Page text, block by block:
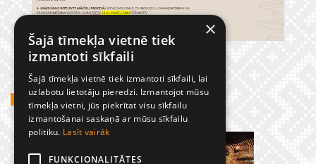
GADĪJUMBILDES
×
Šajā tīmekļa vietnē tiek
izmantoti sīkfaili
Šajā tīmekļa vietnē tiek izmantoti sīkfaili, lai
uzlabotu lietotāju pieredzi. Izmantojot mūsu
tīmekļa vietni, jūs piekrītat visu sīkfailu
izmantošanai saskaņā ar mūsu sīkfailu
politiku. Lasīt vairāk
FUNKCIONALITĀTES